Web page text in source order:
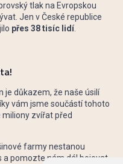
tlak na Evropskou
Jen v České republice
přes 38 tisíc lidí.
je důkazem, že naše úsilí
vám jsme součástí tohoto
zvířat před
farmy nestanou
a pomozte nám dál bojovat